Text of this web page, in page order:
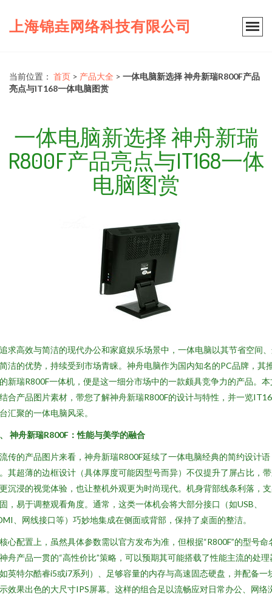
上海锦垚网络科技有限公司
当前位置： 首页 > 产品大全 > 一体电脑新选择 神舟新瑞R800F产品
亮点与IT168一体电脑图赏
一体电脑新选择 神舟新瑞
R800F产品亮点与IT168一体
电脑图赏
求高效与简洁的现代办公和家庭娱乐场景中，一体电脑以其节省空间
洁的优势，持续受到市场青睐。神舟电脑作为国内知名的PC品牌，其
新瑞R800F一体机，便是这一细分市场中的一款颇具竞争力的产品。本
合产品图片素材，带您了解神舟新瑞R800F的设计与特性，并一览
汇聚的一体电脑风采。
神舟新瑞R800F：性能与美学的融合
传的产品图片来看，神舟新瑞R800F延续了一体电脑经典的简约设计语
其超薄的边框设计（具体厚度可能因型号而异）不仅提升了屏占比，
沉浸的视觉体验，也让整机外观更为时尚现代。机身背部线条利落，
，易于调整观看角度。通常，这类一体机会将大部分接口（如USB、
、网线接口等）巧妙地集成在侧面或背部，保持了桌面的整洁。
心配置上，虽然具体参数需以官方发布为准，但根据“R800F”的型号命
舟产品一贯的“高性价比”策略，可以预期其可能搭载了性能主流的处理
英特尔酷睿i5或i7系列）、足够容量的内存与高速固态硬盘，并配备一
效果出色的大尺寸IPS屏幕。这样的组合足以流畅应对日常办公、网络